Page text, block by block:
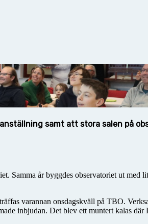
samt att stora salen på
Samma år byggdes observatoriet ut med
varannan onsdagskväll på TBO.
inbjudan. Det blev ett muntert kalas